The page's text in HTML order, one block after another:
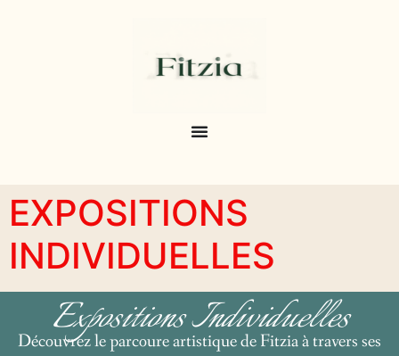
EXPOSITIONS
INDIVIDUELLES
Expositions Individuelles
Découvrez le parcoure artistique de Fitzia à travers ses